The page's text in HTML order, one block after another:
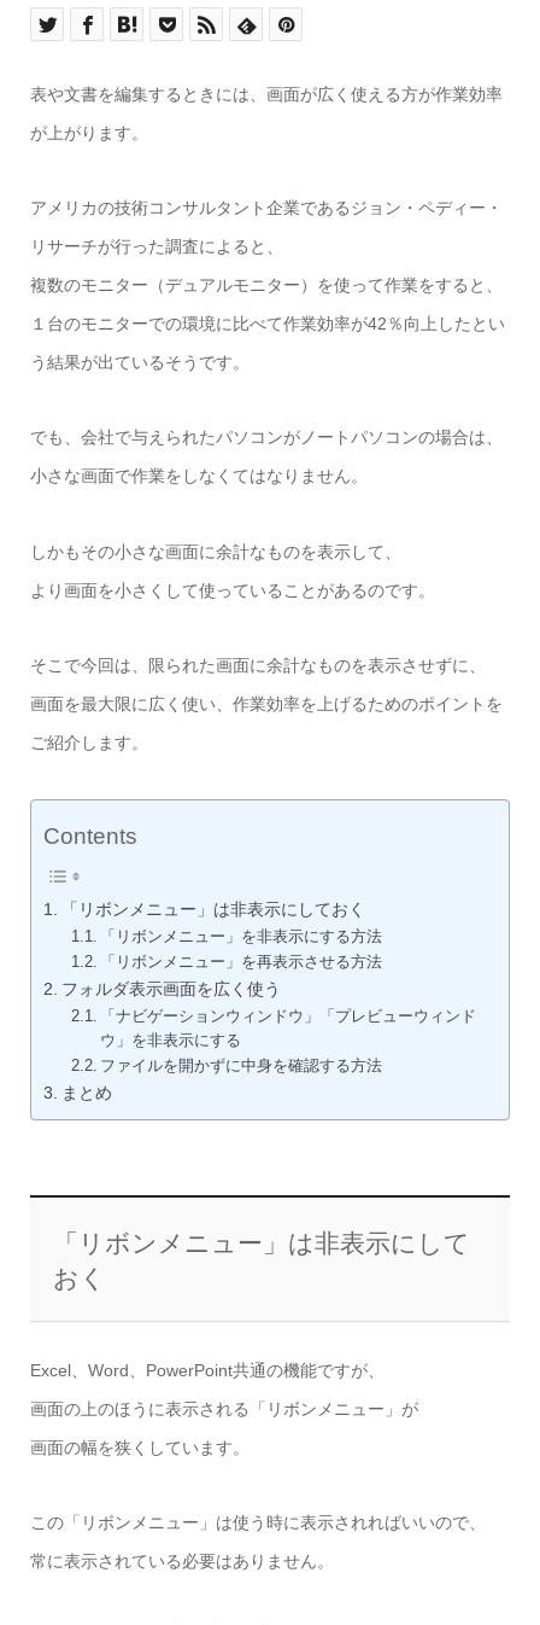
表や文書を編集するときには、画面が広く使える方が作業効率
が上がります。
アメリカの技術コンサルタント企業であるジョン・ペディー・
リサーチが行った調査によると、
複数のモニター（デュアルモニター）を使って作業をすると、
１台のモニターでの環境に比べて作業効率が42％向上したとい
う結果が出ているそうです。
でも、会社で与えられたパソコンがノートパソコンの場合は、
小さな画面で作業をしなくてはなりません。
しかもその小さな画面に余計なものを表示して、
より画面を小さくして使っていることがあるのです。
そこで今回は、限られた画面に余計なものを表示させずに、
画面を最大限に広く使い、作業効率を上げるためのポイントを
ご紹介します。
Contents
「リボンメニュー」は非表示にしておく
「リボンメニュー」を非表示にする方法
「リボンメニュー」を再表示させる方法
フォルダ表示画面を広く使う
「ナビゲーションウィンドウ」「プレビューウィンド
ウ」を非表示にする
ファイルを開かずに中身を確認する方法
まとめ
「リボンメニュー」は非表示にして
おく
Excel、Word、PowerPoint共通の機能ですが、
画面の上のほうに表示される「リボンメニュー」が
画面の幅を狭くしています。
この「リボンメニュー」は使う時に表示されればいいので、
常に表示されている必要はありません。